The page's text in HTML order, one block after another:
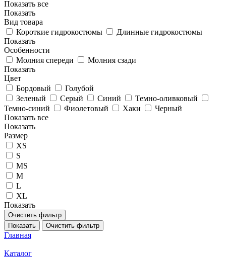
Показать все
Показать
Вид товара
Короткие гидрокостюмы
Длинные гидрокостюмы
Показать
Особенности
Молния спереди
Молния сзади
Показать
Цвет
Бордовый
Голубой
Зеленый
Серый Синий
Темно-оливковый
Темно-синий
Фиолетовый Хаки
Черный
Показать все
Показать
Размер
XS
S
MS
M
L
XL
Показать
Очистить фильтр
Показать
Очистить фильтр
Главная
Каталог